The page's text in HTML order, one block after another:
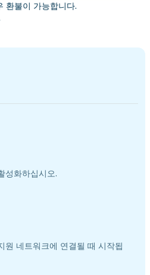
환불이 가능합니다.
성화하십시오.
원 네트워크에 연결될 때 시작됩